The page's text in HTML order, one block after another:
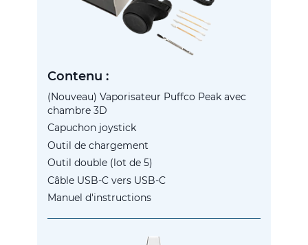
Contenu :
(Nouveau) Vaporisateur Puffco Peak avec
chambre 3D
Capuchon joystick
Outil de chargement
Outil double (lot de 5)
Câble USB-C vers USB-C
Manuel d'instructions